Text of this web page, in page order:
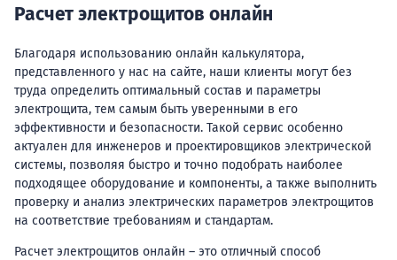
Расчет электрощитов онлайн
Благодаря использованию онлайн калькулятора,
представленного у нас на сайте, наши клиенты могут без
труда определить оптимальный состав и параметры
электрощита, тем самым быть уверенными в его
эффективности и безопасности. Такой сервис особенно
актуален для инженеров и проектировщиков электрической
системы, позволяя быстро и точно подобрать наиболее
подходящее оборудование и компоненты, а также выполнить
проверку и анализ электрических параметров электрощитов
на соответствие требованиям и стандартам.
Расчет электрощитов онлайн – это отличный способ